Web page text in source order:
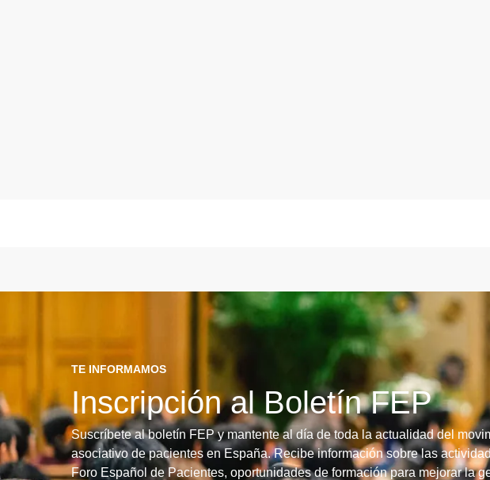
TE INFORMAMOS
Inscripción al Boletín FEP
Suscríbete al boletín FEP y mantente al día de toda la actualidad del
asociativo de pacientes en España. Recibe información sobre las
Foro Español de Pacientes, oportunidades de formación para mejorar la